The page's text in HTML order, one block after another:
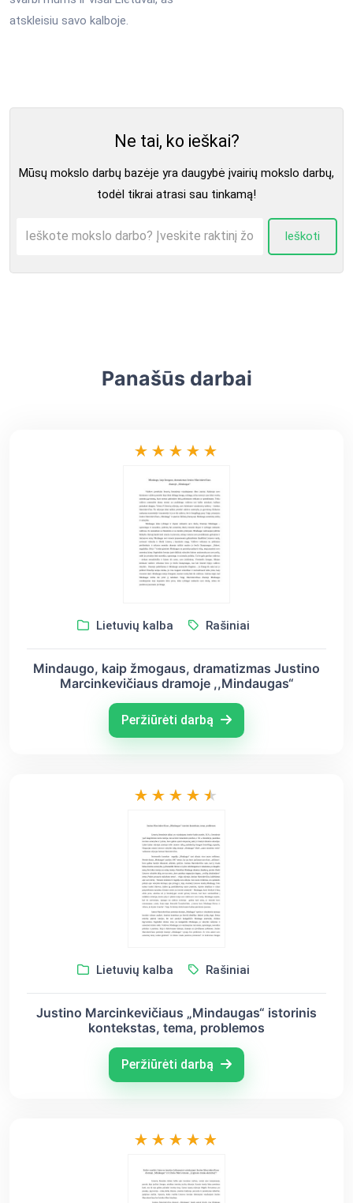
atskleisiu savo kalboje.
Ne tai, ko ieškai?
Mūsų mokslo darbų bazėje yra daugybė įvairių mokslo darbų,
todėl tikrai atrasi sau tinkamą!
Ieškoti
Panašūs darbai
Lietuvių kalba Rašiniai
Mindaugo, kaip žmogaus, dramatizmas Justino
Marcinkevičiaus dramoje ,,Mindaugas“
Peržiūrėti darbą
Lietuvių kalba Rašiniai
Justino Marcinkevičiaus „Mindaugas“ istorinis
kontekstas, tema, problemos
Peržiūrėti darbą